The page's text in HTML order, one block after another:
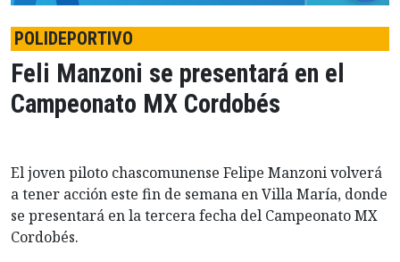
POLIDEPORTIVO
Feli Manzoni se presentará en el
Campeonato MX Cordobés
El joven piloto chascomunense Felipe Manzoni volverá
a tener acción este fin de semana en Villa María, donde
se presentará en la tercera fecha del Campeonato MX
Cordobés.